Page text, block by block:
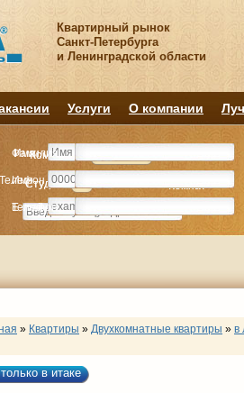
Квартирный рынок
Санкт-Петербурга
и Ленинградской области
Услуги О компании
Комнату
Студия Комнат
Комнату
Студия Комнат
Имя
Телефон
E-mail
Фамилия
Имя
Телефон
» Квартиры » Двухкомнатные квартиры » в
только в итаке